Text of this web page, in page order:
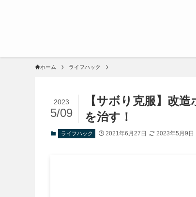
ホーム ライフハック
【サボり克服】改
を治す！
2023
5/09
ライフハック 2021年6月27日 2023年5月9日